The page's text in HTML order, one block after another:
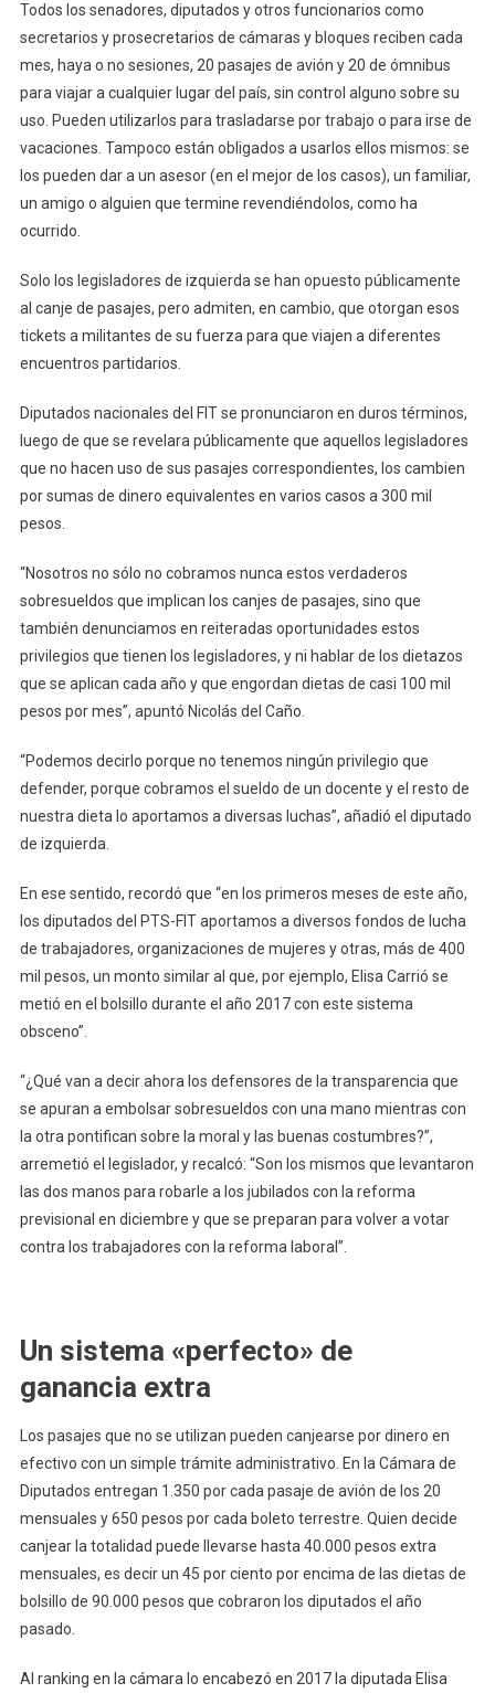
Todos los senadores, diputados y otros funcionarios como
secretarios y prosecretarios de cámaras y bloques reciben cada
mes, haya o no sesiones, 20 pasajes de avión y 20 de ómnibus
para viajar a cualquier lugar del país, sin control alguno sobre su
uso. Pueden utilizarlos para trasladarse por trabajo o para irse de
vacaciones. Tampoco están obligados a usarlos ellos mismos: se
los pueden dar a un asesor (en el mejor de los casos), un familiar,
un amigo o alguien que termine revendiéndolos, como ha
ocurrido.
Solo los legisladores de izquierda se han opuesto públicamente
al canje de pasajes, pero admiten, en cambio, que otorgan esos
tickets a militantes de su fuerza para que viajen a diferentes
encuentros partidarios.
Diputados nacionales del FIT se pronunciaron en duros términos,
luego de que se revelara públicamente que aquellos legisladores
que no hacen uso de sus pasajes correspondientes, los cambien
por sumas de dinero equivalentes en varios casos a 300 mil
pesos.
“Nosotros no sólo no cobramos nunca estos verdaderos
sobresueldos que implican los canjes de pasajes, sino que
también denunciamos en reiteradas oportunidades estos
privilegios que tienen los legisladores, y ni hablar de los dietazos
que se aplican cada año y que engordan dietas de casi 100 mil
pesos por mes”, apuntó Nicolás del Caño.
“Podemos decirlo porque no tenemos ningún privilegio que
defender, porque cobramos el sueldo de un docente y el resto de
nuestra dieta lo aportamos a diversas luchas”, añadió el diputado
de izquierda.
En ese sentido, recordó que “en los primeros meses de este año,
los diputados del PTS-FIT aportamos a diversos fondos de lucha
de trabajadores, organizaciones de mujeres y otras, más de 400
mil pesos, un monto similar al que, por ejemplo, Elisa Carrió se
metió en el bolsillo durante el año 2017 con este sistema
obsceno”.
“¿Qué van a decir ahora los defensores de la transparencia que
se apuran a embolsar sobresueldos con una mano mientras con
la otra pontifican sobre la moral y las buenas costumbres?”,
arremetió el legislador, y recalcó: “Son los mismos que levantaron
las dos manos para robarle a los jubilados con la reforma
previsional en diciembre y que se preparan para volver a votar
contra los trabajadores con la reforma laboral”.
Un sistema «perfecto» de
ganancia extra
Los pasajes que no se utilizan pueden canjearse por dinero en
efectivo con un simple trámite administrativo. En la Cámara de
Diputados entregan 1.350 por cada pasaje de avión de los 20
mensuales y 650 pesos por cada boleto terrestre. Quien decide
canjear la totalidad puede llevarse hasta 40.000 pesos extra
mensuales, es decir un 45 por ciento por encima de las dietas de
bolsillo de 90.000 pesos que cobraron los diputados el año
pasado.
Al ranking en la cámara lo encabezó en 2017 la diputada Elisa